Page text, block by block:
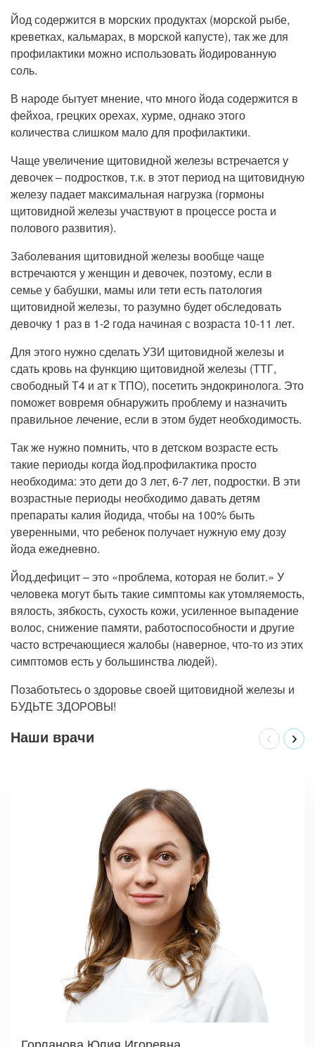
Йод содержится в морских продуктах (морской рыбе,
креветках, кальмарах, в морской капусте), так же для
профилактики можно использовать йодированную
соль.
В народе бытует мнение, что много йода содержится в
фейхоа, грецких орехах, хурме, однако этого
количества слишком мало для профилактики.
Чаще увеличение щитовидной железы встречается у
девочек – подростков, т.к. в этот период на щитовидную
железу падает максимальная нагрузка (гормоны
щитовидной железы участвуют в процессе роста и
полового развития).
Заболевания щитовидной железы вообще чаще
встречаются у женщин и девочек, поэтому, если в
семье у бабушки, мамы или тети есть патология
щитовидной железы, то разумно будет обследовать
девочку 1 раз в 1-2 года начиная с возраста 10-11 лет.
Для этого нужно сделать УЗИ щитовидной железы и
сдать кровь на функцию щитовидной железы (ТТГ,
свободный Т4 и ат к ТПО), посетить эндокринолога. Это
поможет вовремя обнаружить проблему и назначить
правильное лечение, если в этом будет необходимость.
Так же нужно помнить, что в детском возрасте есть
такие периоды когда йод.профилактика просто
необходима: это дети до 3 лет, 6-7 лет, подростки. В эти
возрастные периоды необходимо давать детям
препараты калия йодида, чтобы на 100% быть
уверенными, что ребенок получает нужную ему дозу
йода ежедневно.
Йод.дефицит – это «проблема, которая не болит.» У
человека могут быть такие симптомы как утомляемость,
вялость, зябкость, сухость кожи, усиленное выпадение
волос, снижение памяти, работоспособности и другие
часто встречающиеся жалобы (наверное, что-то из этих
симптомов есть у большинства людей).
Позаботьтесь о здоровье своей щитовидной железы и
БУДЬТЕ ЗДОРОВЫ!
Наши врачи